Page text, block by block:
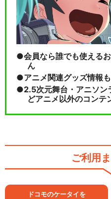
会員なら誰でも使える
ん
アニメ関連グッズ情報
2.5次元舞台・アニソン
どアニメ以外のコンテ
ご利用
ドコモのケータイを